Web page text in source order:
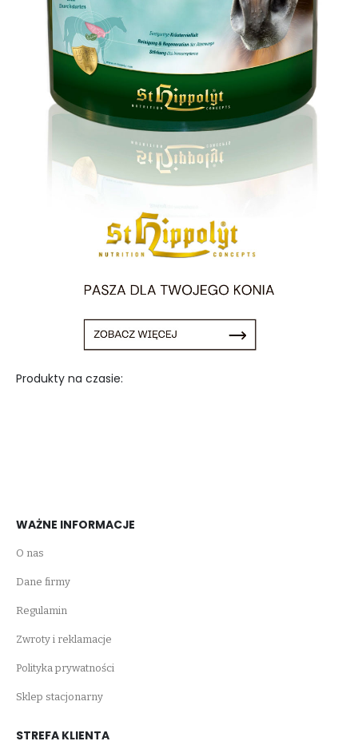
Produkty na czasie:
WAŻNE INFORMACJE
O nas
Dane firmy
Regulamin
Zwroty i reklamacje
Polityka prywatności
Sklep stacjonarny
STREFA KLIENTA